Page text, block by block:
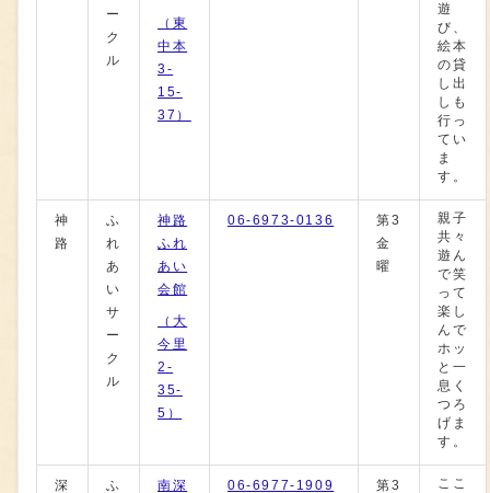
ー
ク
ル
（東
中本
3-
15-
37）
遊
び、
絵本
の貸
し出
しも
行っ
てい
ま
す。
神
路
ふ
れ
あ
い
サ
ー
ク
ル
神路
ふれ
あい
会館
（大
今里
2-
35-
5）
06-6973-0136
第3
金
曜
親子
共々
遊ん
で笑
って
楽し
んで
ホッ
と一
息く
つろ
げま
す。
深
ふ
南深
06-6977-1909
第3
ここ